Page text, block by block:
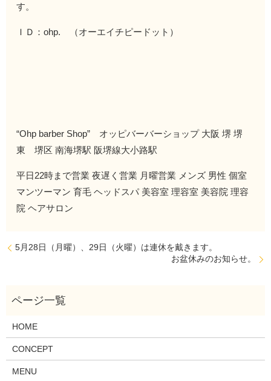
す。
ＩＤ：ohp. （オーエイチピードット）
“Ohp barber Shop” オッピバーバーショップ 大阪 堺 堺
東 堺区 南海堺駅 阪堺線大小路駅
平日22時まで営業 夜遅く営業 月曜営業 メンズ 男性 個室
マンツーマン 育毛 ヘッドスパ 美容室 理容室 美容院 理容
院 ヘアサロン
5月28日（月曜）、29日（火曜）は連休を戴きます。
お盆休みのお知らせ。
HOME
CONCEPT
MENU